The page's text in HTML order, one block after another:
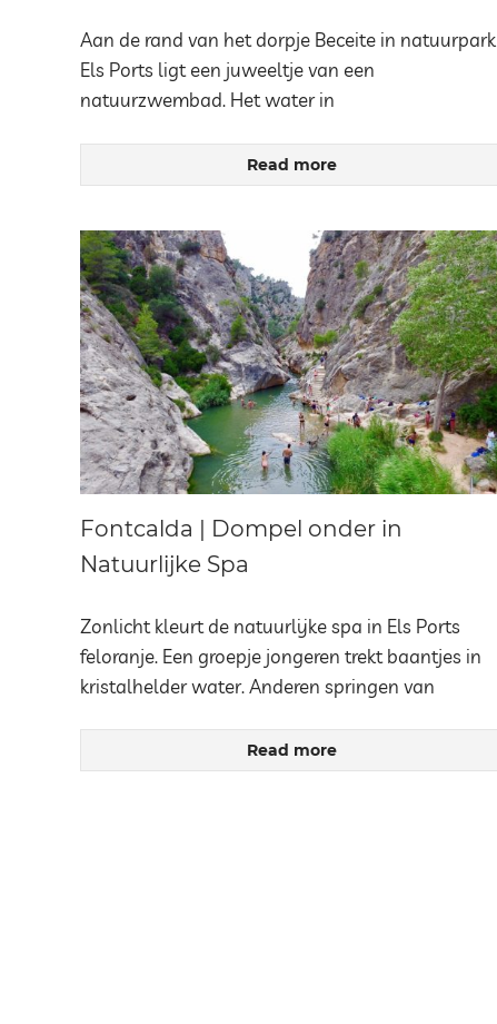
Aan de rand van het dorpje Beceite in natuurpark
Els Ports ligt een juweeltje van een
natuurzwembad. Het water in
Read more
Fontcalda | Dompel onder in
Natuurlijke Spa
Zonlicht kleurt de natuurlijke spa in Els Ports
feloranje. Een groepje jongeren trekt baantjes in
kristalhelder water. Anderen springen van
Read more